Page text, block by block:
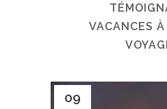
VACANCES À
09